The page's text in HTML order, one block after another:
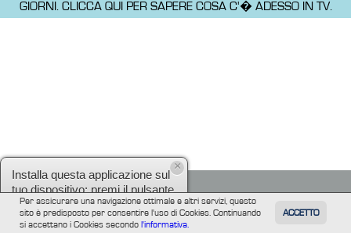
TUTTI FILM
Per assicurare una navigazione ottimale e altri servizi, questo
sito è predisposto per consentire l'uso di Cookies. Continuando
si accettano i Cookies secondol'informativa.
ACCETTO
GIORNI. CLICCA QUI PER SAPERE COSA C'� ADESSO IN TV.
Installa questa applicazione sul
tuo dispositivo: premi il pulsante
e poiAggiungi collegamento.
×